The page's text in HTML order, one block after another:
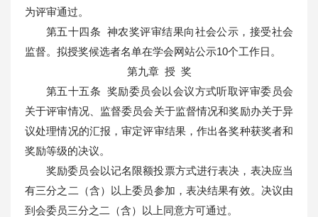
为评审通过。
第五十四条 神农奖评审结果向社会公示，接受社会
监督。拟授奖候选者名单在学会网站公示10个工作日。
第九章 授 奖
第五十五条 奖励委员会以会议方式听取评审委员会
关于评审情况、监督委员会关于监督情况和奖励办关于异
议处理情况的汇报，审定评审结果，作出各奖种获奖者和
奖励等级的决议。
奖励委员会以记名限额投票方式进行表决，表决应当
有三分之二（含）以上委员参加，表决结果有效。决议由
到会委员三分之二（含）以上同意方可通过。